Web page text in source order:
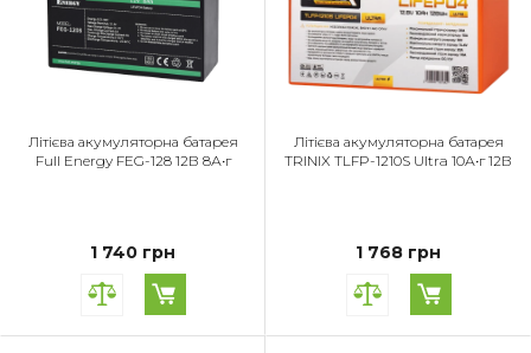
Літієва акумуляторна батарея
Full Energy FEG-128 12В 8А•г
1 740 грн
Літієва акумуляторна батарея
TRINIX TLFP-1210S Ultra 10А•г 12В
1 768 грн